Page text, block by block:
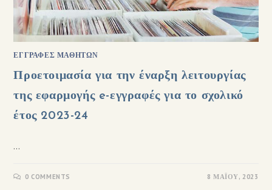
ΕΓΓΡΑΦΈΣ ΜΑΘΗΤΏΝ
Προετοιμασία για την έναρξη λειτουργίας
της εφαρμογής e-εγγραφές για το σχολικό
έτος 2023-24
…
0 COMMENTS 8 ΜΑΪ́ΟΥ, 2023